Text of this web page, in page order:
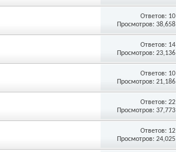
Ответов: 10
Просмотров: 38,658
Ответов: 14
Просмотров: 23,136
Ответов: 10
Просмотров: 21,186
Ответов:22
Просмотров: 37,773
Ответов: 12
Просмотров: 24,025